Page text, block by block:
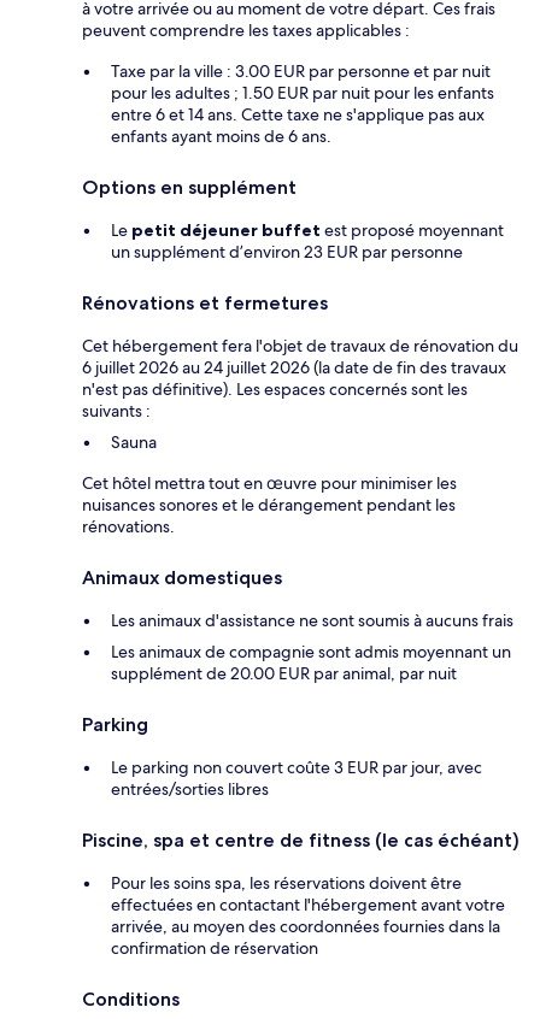
à votre arrivée ou au moment de votre départ. Ces frais
peuvent comprendre les taxes applicables :
Taxe par la ville : 3.00 EUR par personne et par nuit
pour les adultes ; 1.50 EUR par nuit pour les enfants
entre 6 et 14 ans. Cette taxe ne s'applique pas aux
enfants ayant moins de 6 ans.
Options en supplément
Le petit déjeuner buffet est proposé moyennant
un supplément d’environ 23 EUR par personne
Rénovations et fermetures
Cet hébergement fera l'objet de travaux de rénovation du
6 juillet 2026 au 24 juillet 2026 (la date de fin des travaux
n'est pas définitive). Les espaces concernés sont les
suivants :
Sauna
Cet hôtel mettra tout en œuvre pour minimiser les
nuisances sonores et le dérangement pendant les
rénovations.
Animaux domestiques
Les animaux d'assistance ne sont soumis à aucuns frais
Les animaux de compagnie sont admis moyennant un
supplément de 20.00 EUR par animal, par nuit
Parking
Le parking non couvert coûte 3 EUR par jour, avec
entrées/sorties libres
Piscine, spa et centre de fitness (le cas échéant)
Pour les soins spa, les réservations doivent être
effectuées en contactant l'hébergement avant votre
arrivée, au moyen des coordonnées fournies dans la
confirmation de réservation
Conditions